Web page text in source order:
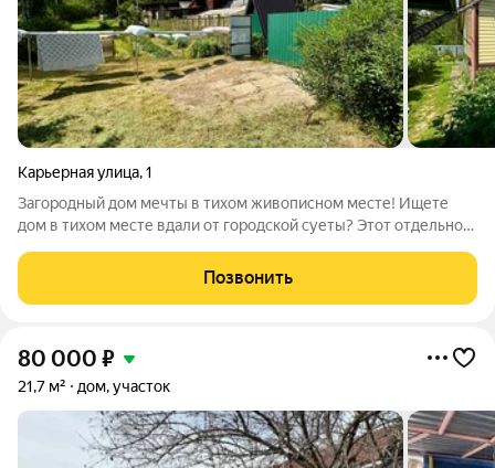
Карьерная улица,1
Загородный дом мечты в тихом живописном месте! Ищете
дом в тихом месте вдали от городской суеты? Этот отдельно
спокойствие и близость к природе. Расположенный в
окружении живописного леса и полянок,
Позвонить
80 000 ₽
21,7 м² дом, участок